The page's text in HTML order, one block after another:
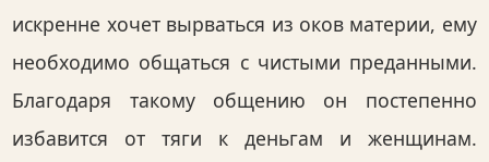
искренне хочет вырваться из оков материи, ему
необходимо общаться с чистыми преданными.
Благодаря такому общению он постепенно
избавится от тяги к деньгам и женщинам.